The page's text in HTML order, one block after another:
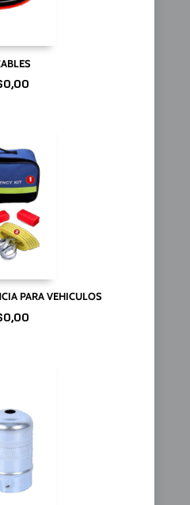
0,00
PARA VEHICULOS
0,00